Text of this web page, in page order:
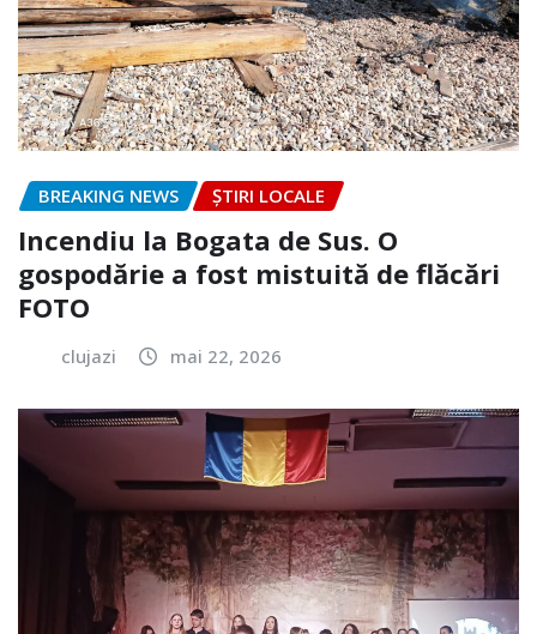
BREAKING NEWS ȘTIRI LOCALE
Incendiu la Bogata de Sus. O
gospodărie a fost mistuită de flăcări
FOTO
clujazi mai 22, 2026